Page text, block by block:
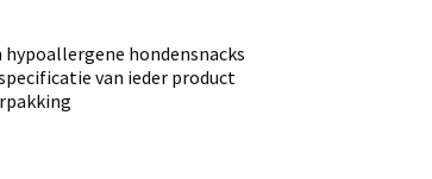
hondensnacks
van ieder product